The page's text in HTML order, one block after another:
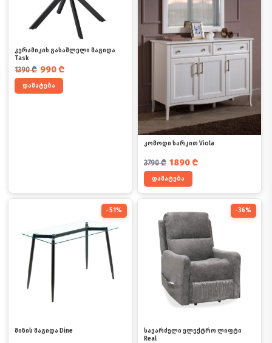
1390₾
საწყისი ფასი იყო: 1390 ₾.
990 ₾
მიმდინარე ფასია: 990 ₾.
კერამიკის გასაშლელი მაგიდა
Task
დამატება
3790₾
საწყისი ფასი იყო: 3790 ₾.
1890 ₾
მიმდინარე ფასია: 1890 ₾.
კომოდი სარკით Viola
დამატება
-51%
მინის მაგიდა Dine
-36%
სავარძელი ელექტრო ლიფტი
Real